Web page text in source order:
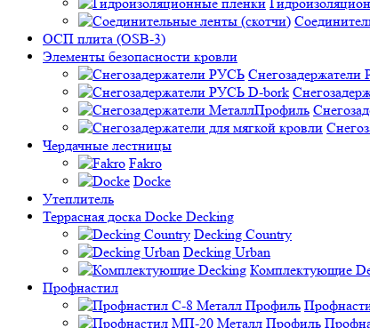
ОСП плита (OSB-3)
Элементы безопасности кровли
Чердачные лестницы
Fakro
Docke
Утеплитель
Террасная доска Docke Decking
Decking Country
Decking Urban
Комплектующие
Профнастил